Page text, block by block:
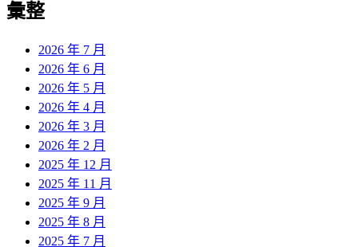
彙整
2026 年 7 月
2026 年 6 月
2026 年 5 月
2026 年 4 月
2026 年 3 月
2026 年 2 月
2025 年 12 月
2025 年 11 月
2025 年 9 月
2025 年 8 月
2025 年 7 月